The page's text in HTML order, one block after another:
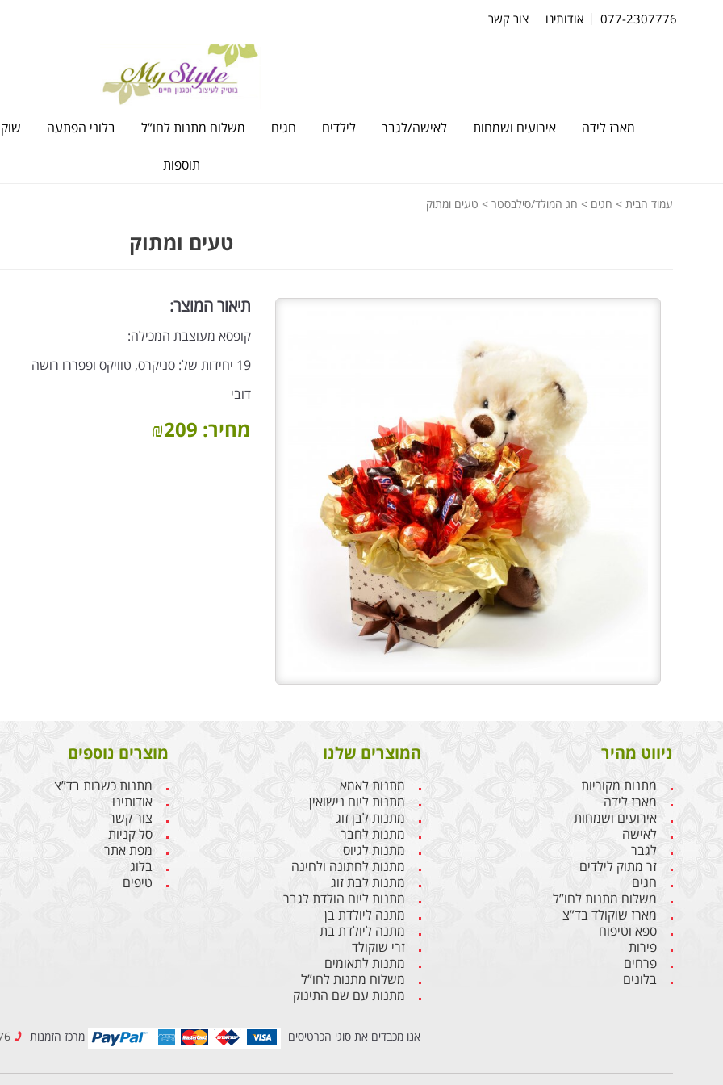
077-2307776 אודותינו צור קשר
מארז לידה אירועים ושמחות לאישה/לגבר לילדים חגים משלוח מתנות לחו”ל בלוני הפתעה
תוספות
עמוד הבית > חגים > חג המולד/סילבסטר > טעים ומתוק
טעים ומתוק
תיאור המוצר:
קופסא מעוצבת המכילה:
19 יחידות של: סניקרס, טוויקס ופפררו רושה
דובי
מחיר: ₪209
ניווט מהיר
מתנות מקוריות
מארז לידה
אירועים ושמחות
לאישה
לגבר
זר מתוק לילדים
חגים
משלוח מתנות לחו”ל
מארז שוקולד בד”צ
ספא וטיפוח
פירות
פרחים
בלונים
המוצרים שלנו
מתנות לאמא
מתנות ליום נישואין
מתנות לבן זוג
מתנות לחבר
מתנות לגיוס
מתנות לחתונה ולחינה
מתנות לבת זוג
מתנות ליום הולדת לגבר
מתנה ליולדת בן
מתנה ליולדת בת
זרי שוקולד
מתנות לתאומים
משלוח מתנות לחו”ל
מתנות עם שם התינוק
מוצרים נוספים
מתנות כשרות בד”צ
אודותינו
צור קשר
סל קניות
מפת אתר
בלוג
טיפים
אנו מכבדים את סוגי הכרטיסים מרכז הזמנות 077-2307776